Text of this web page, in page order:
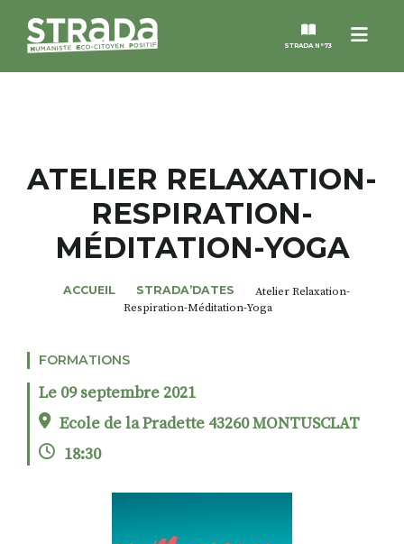
Menu
STRADA N°73
MAGAZINES
NOS THÈMES
S'INSCRIRE À LA NEWSLETTER
ATELIER RELAXATION-
RESPIRATION-
MÉDITATION-YOGA
ACCUEIL STRADA’DATES
Atelier Relaxation-
Respiration-Méditation-Yoga
FORMATIONS
Le 09 septembre 2021
Ecole de la Pradette 43260 MONTUSCLAT
18:30